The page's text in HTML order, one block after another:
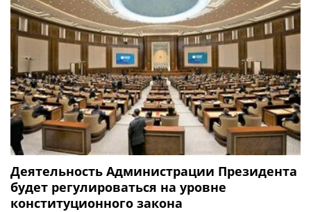
Деятельность Администрации Президента
будет регулироваться на уровне
конституционного закона